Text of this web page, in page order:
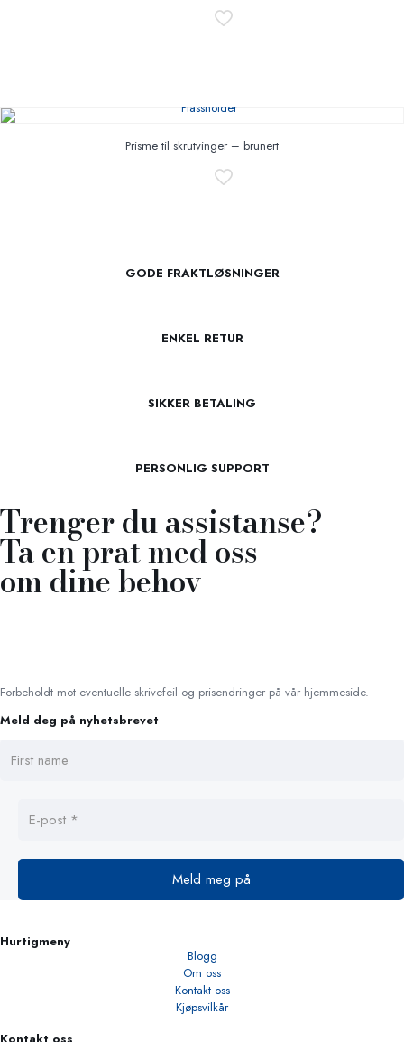
Prisme til skrutvinger – brunert
GODE FRAKTLØSNINGER
ENKEL RETUR
SIKKER BETALING
PERSONLIG SUPPORT
Trenger du assistanse?
Ta en prat med oss
om dine behov
Forbeholdt mot eventuelle skrivefeil og prisendringer på vår hjemmeside.
Meld deg på nyhetsbrevet
Hurtigmeny
Blogg
Om oss
Kontakt oss
Kjøpsvilkår